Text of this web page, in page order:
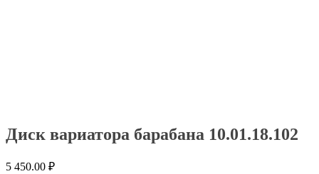
Диск вариатора барабана 10.01.18.102
5 450.00 ₽